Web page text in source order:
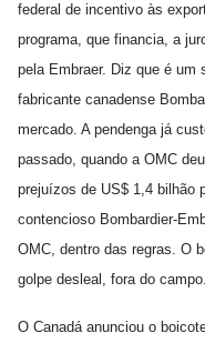
federal de incentivo às
programa, que financia, a
pela Embraer. Diz que é um
fabricante canadense
mercado. A pendenga já
passado, quando a OMC
prejuízos de US$ 1,4 bilhão
contencioso Bombardier-
OMC, dentro das regras. O
golpe desleal, fora do campo.
O Canadá anunciou o